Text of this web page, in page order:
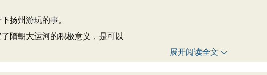
扬州游玩的事。
隋朝大运河的积极意义，是可以
展开阅读全文